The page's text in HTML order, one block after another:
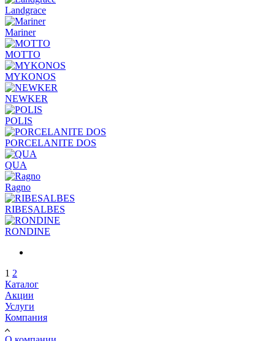
Landgrace
Mariner
MOTTO
MYKONOS
NEWKER
POLIS
PORCELANITE DOS
QUA
Ragno
RIBESALBES
RONDINE
1 2
Каталог
Акции
Услуги
Компания